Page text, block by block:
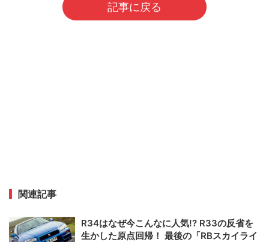
記事に戻る
関連記事
R34はなぜ今こんなに人気!? R33の反省を
生かした原点回帰！ 最後の「RBスカイライ